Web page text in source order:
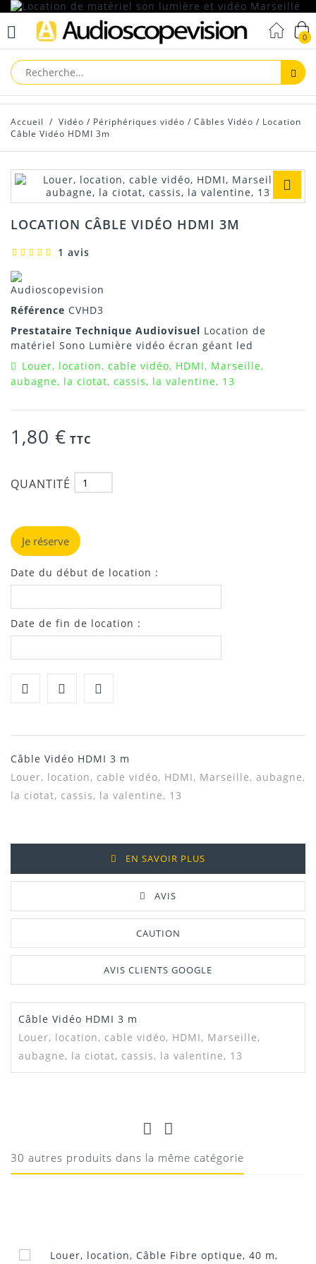
0
Accueil / Vidéo / Périphériques vidéo / Câbles Vidéo / Location
Câble Vidéo HDMI 3m
LOCATION CÂBLE VIDÉO HDMI 3M
1 avis
Référence CVHD3
Prestataire Technique Audiovisuel Location de
matériel Sono Lumière vidéo écran géant led
Louer, location, cable vidéo, HDMI, Marseille,
aubagne, la ciotat, cassis, la valentine, 13
1,80 € TTC
QUANTITÉ
Je réserve
Date du début de location :
Date de fin de location :
Câble Vidéo HDMI 3 m
Louer, location, cable vidéo, HDMI, Marseille, aubagne,
la ciotat, cassis, la valentine, 13
EN SAVOIR PLUS
AVIS
CAUTION
AVIS CLIENTS GOOGLE
Câble Vidéo HDMI 3 m
Louer, location, cable vidéo, HDMI, Marseille,
aubagne, la ciotat, cassis, la valentine, 13
10/08/2020
30 autres produits dans la même catégorie